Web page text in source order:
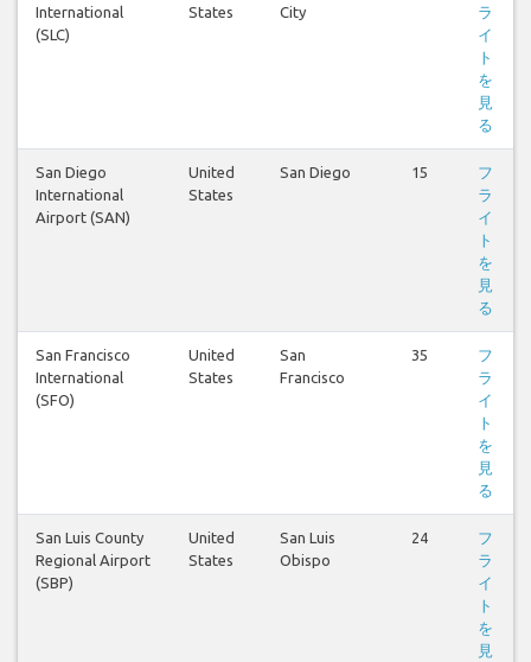
International
(SLC)
States City
ラ
イ
ト
を
見
る
San Diego
International
Airport (SAN)
United
States
San Diego 15
フ
ラ
イ
ト
を
見
る
San Francisco
International
(SFO)
United
States
San
Francisco
35
フ
ラ
イ
ト
を
見
る
San Luis County
Regional Airport
(SBP)
United
States
San Luis
Obispo
24
フ
ラ
イ
ト
を
見